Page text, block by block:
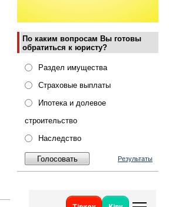
По каким вопросам Вы готовы
обратиться к юристу?
Раздел имущества
Страховые выплаты
Ипотека и долевое
строительство
Наследство
Результаты